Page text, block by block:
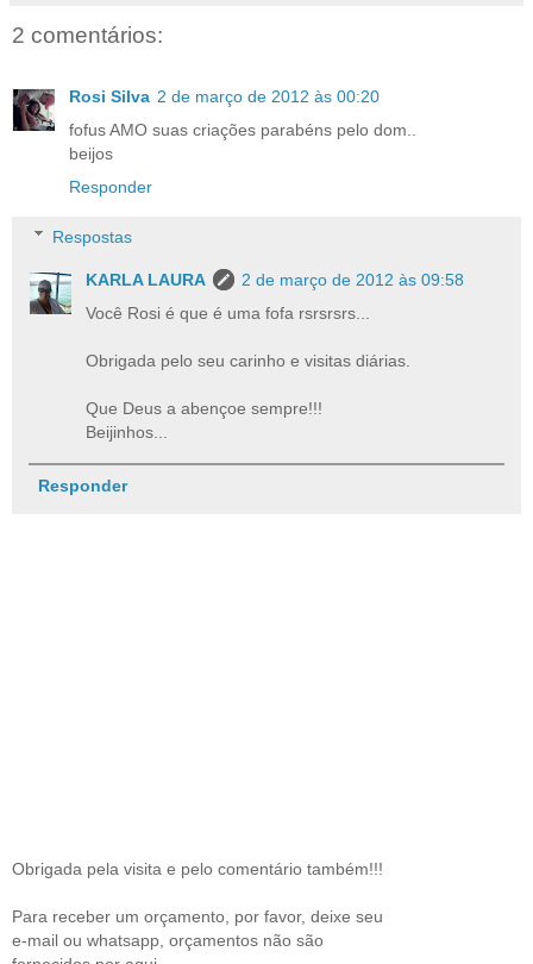
2 comentários:
Rosi Silva 2 de março de 2012 às 00:20
fofus AMO suas criações parabéns pelo dom..
beijos
Responder
Respostas
KARLA LAURA
2 de março de 2012 às 09:58
Você Rosi é que é uma fofa rsrsrsrs...
Obrigada pelo seu carinho e visitas diárias.
Que Deus a abençoe sempre!!!
Beijinhos...
Responder
Obrigada pela visita e pelo comentário também!!!
Para receber um orçamento, por favor, deixe seu
e-mail ou whatsapp, orçamentos não são